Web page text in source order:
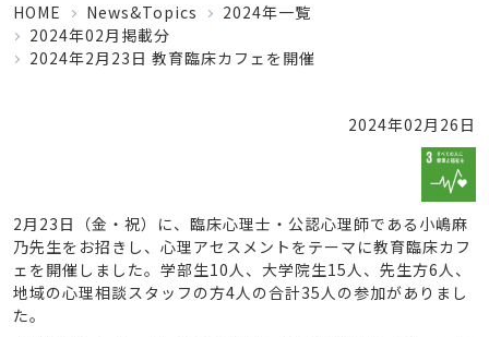
HOME News&Topics
2024年一覧
2024年02月掲載分
2024年2月23日 教育臨床カフェを開催
2024年02月26日
2月23日（金・祝）に、臨床心理士・公認心理師である小嶋麻
乃先生をお招きし、心理アセスメントをテーマに教育臨床カフ
ェを開催しました。学部生10人、大学院生15人、先生方6人、
地域の心理相談スタッフの方4人の合計35人の参加がありまし
た。